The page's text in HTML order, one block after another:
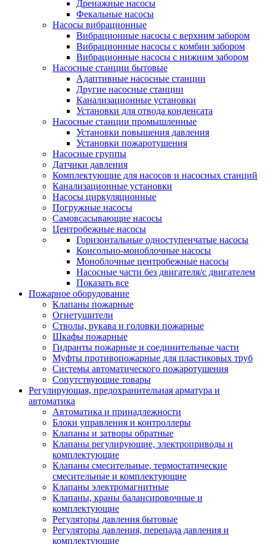
Дренажные насосы
Фекальные насосы
Насосы вибрационные
Вибрационные насосы с верхним забором
Вибрационные насосы с комбин забором
Вибрационные насосы с нижним забором
Насосные станции бытовые
Адаптивные насосные станции
Другие насосные станции
Канализационные установки
Установки для отвода конденсата
Насосные станции промышленные
Установки повышения давления
Установки пожаротушения
Насосные группы
Датчики давления
Комплектующие для насосов и насосных станций
Канализационные установки
Насосы циркуляционные
Погружные насосы
Самовсасывающие насосы
Центробежные насосы
Горизонтальные одноступенчатые насосы
Консольно-моноблочные насосы
Моноблочные центробежные насосы
Насосные части без двигателя/с двигателем
Показать все
Пожарное оборудование
Клапаны пожарные
Огнетушители
Стволы, рукава и головки пожарные
Шкафы пожарные
Гидранты пожарные и соединительные части
Муфты противопожарные для пластиковых труб
Системы автоматического пожаротушения
Сопутствующие товары
Регулирующая, предохранительная арматура и
автоматика
Автоматика и принадлежности
Блоки управления и контроллеры
Клапаны и затворы обратные
Клапаны регулирующие, электроприводы и
комплектующие
Клапаны смесительные, термостатические
смесительные и комплектующие
Клапаны электромагнитные
Клапаны, краны балансировочные и
комплектующие
Регуляторы давления бытовые
Регуляторы давления, перепада давления и
комплектующие